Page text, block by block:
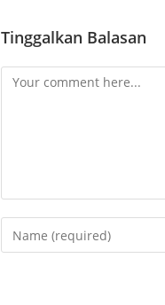
Tinggalkan Balasan
Comment
Enter
your